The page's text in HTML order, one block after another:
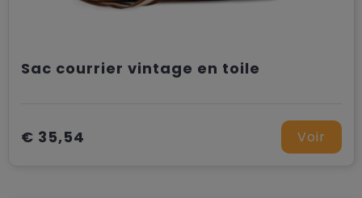
Sac courrier vintage en toile
€ 35,54 Voir